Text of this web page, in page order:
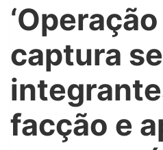
captura
facção e